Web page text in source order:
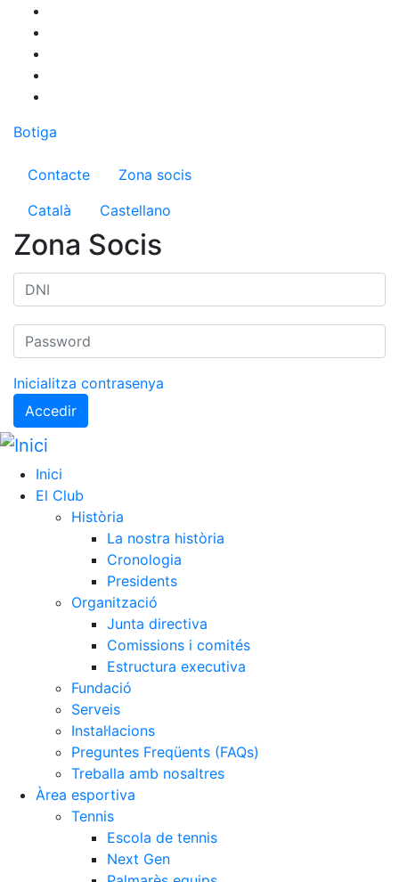
contingut
Botiga
Menú del compte d'usuari
Contacte
Zona socis
Català
Castellano
Zona Socis
Inicialitza contrasenya
Accedir
Inici
El Club
Història
La nostra història
Cronologia
Presidents
Organització
Junta directiva
Comissions i comités
Estructura executiva
Fundació
Serveis
Instal·lacions
Preguntes Freqüents (FAQs)
Treballa amb nosaltres
Àrea esportiva
Tennis
Escola de tennis
Next Gen